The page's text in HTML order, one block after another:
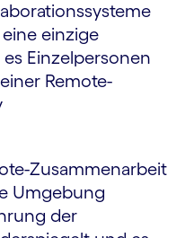
einzige
Einzelpersonen
Remote-
Zusammenarbeit
Umgebung
der